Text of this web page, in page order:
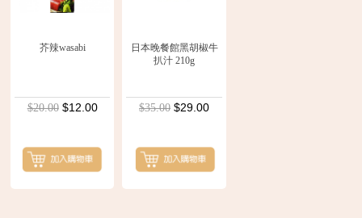
芥辣wasabi
$20.00 $12.00
日本晚餐館黑胡椒牛
扒汁 210g
$35.00 $29.00